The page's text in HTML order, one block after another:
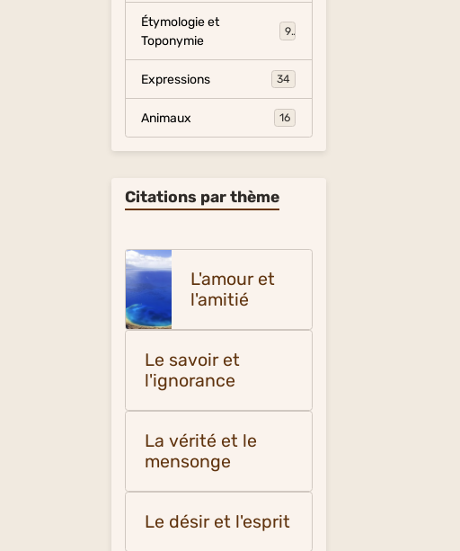
Étymologie et
Toponymie
9
Expressions 34
Animaux 16
Citations par thème
L'amour et
l'amitié
Le savoir et
l'ignorance
La vérité et le
mensonge
Le désir et l'esprit